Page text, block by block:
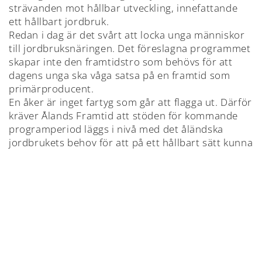
strävanden mot hållbar utveckling, innefattande
ett hållbart jordbruk.
Redan i dag är det svårt att locka unga människor
till jordbruksnäringen. Det föreslagna programmet
skapar inte den framtidstro som behövs för att
dagens unga ska våga satsa på en framtid som
primärproducent.
En åker är inget fartyg som går att flagga ut. Därför
kräver Ålands Framtid att stöden för kommande
programperiod läggs i nivå med det åländska
jordbrukets behov för att på ett hållbart sätt kunna